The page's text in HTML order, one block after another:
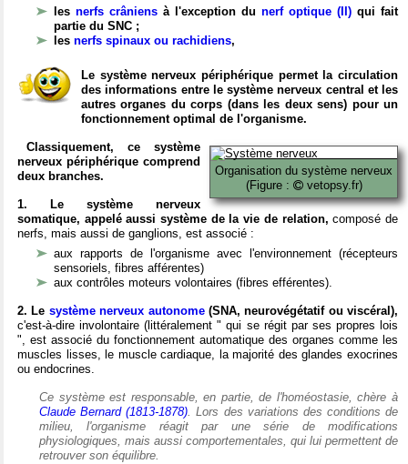
les nerfs crâniens à l'exception du nerf optique (II) qui fait
partie du SNC ;
les nerfs spinaux ou rachidiens,
Le système nerveux périphérique permet la circulation
des informations entre le système nerveux central et les
autres organes du corps (dans les deux sens) pour un
fonctionnement optimal de l'organisme.
Organisation du système nerveux
(Figure :
vetopsy.fr)
Classiquement, ce système
nerveux périphérique comprend
deux branches.
1. Le système nerveux
somatique, appelé aussi système de la vie de relation, composé de
nerfs, mais aussi de ganglions, est associé :
aux rapports de l'organisme avec l'environnement (récepteurs
sensoriels, fibres afférentes)
aux contrôles moteurs volontaires (fibres efférentes).
2. Le système nerveux autonome(SNA, neurovégétatif ou viscéral),
c'est-à-dire involontaire (littéralement " qui se régit par ses propres lois
", est associé du fonctionnement automatique des organes comme les
muscles lisses, le muscle cardiaque, la majorité des glandes exocrines
ou endocrines.
Ce système est responsable, en partie, de l'homéostasie, chère à
Claude Bernard (1813-1878). Lors des variations des conditions de
milieu, l'organisme réagit par une série de modifications
physiologiques, mais aussi comportementales, qui lui permettent de
retrouver son équilibre.